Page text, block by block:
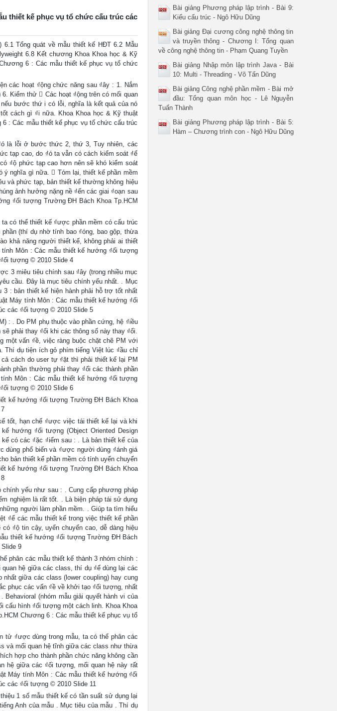
thiết kế phục vụ tổ chức cấu trúc các
Tổng quát về mẫu thiết kế HĐT 6.2 Mẫu
6.8 Kết chương Khoa Khoa học & Kỹ
6 : Các mẫu thiết kế phục vụ tổ chức
các hoạt ₫ộng chức năng sau ₫ây : 1. Nắm
Kiểm thử  Các hoạt ₫ộng trên có mối quan
bước thứ i có lỗi, nghĩa là kết quả của nó
cách gì ₫i nữa. Khoa Khoa học & Kỹ thuật
: Các mẫu thiết kế phục vụ tổ chức cấu trúc
là lỗi ở bước thức 2, thứ 3, Tuy nhiên, các
tạp cao, do ₫ó ta vẫn có cách kiểm soát ₫ể
₫ộ phức tạp cao hơn nên sẽ khó kiểm soát
nghĩa gì nữa.  Tóm lại, thiết kế phần mềm
và phức tạp, bản thiết kế thường không hiệu
ảnh hưởng nặng nề ₫ến các giai ₫oạn sau
₫ối tượng Trường ĐH Bách Khoa Tp.HCM
có thể thiết kế ₫ược phần mềm có cấu trúc
(thí dụ nhờ tính bao ₫óng, bao gộp, thừa
khả năng người thiết kế, không phải ai thiết
Môn : Các mẫu thiết kế hướng ₫ối tượng
tượng © 2010 Slide 4
3 miêu tiêu chính sau ₫ây (trong nhiều mục
cầu. Đây là mục tiêu chính yếu nhất. . Mục
: bản thiết kế hiện hành phải hỗ trợ tốt nhất
Máy tính Môn : Các mẫu thiết kế hướng ₫ối
các ₫ối tượng © 2010 Slide 5
: . Do PM phụ thuộc vào phần cứng, hệ ₫iều
phải thay ₫ổi khi các thông số này thay ₫ổi.
một vấn ₫ề, việc ràng buộc chặt chẽ PM với
Thí dụ tiện ích gỏ phím tiếng Việt lúc ₫ầu chỉ
cách do user tự ₫ặt thì phải thiết kế lại PM
phần thường phải thay ₫ổi các thành phần
Môn : Các mẫu thiết kế hướng ₫ối tượng
tượng © 2010 Slide 6
kế hướng ₫ối tượng Trường ĐH Bách Khoa
tốt, hạn chế ₫ược việc tái thiết kế lại và khi
hướng ₫ối tượng (Object Oriented Design
có các ₫ặc ₫iểm sau : . Là bản thiết kế của
dùng phổ biến và ₫ược người dùng ₫ánh giá
bản thiết kế phần mềm có tính uyển chuyển
kế hướng ₫ối tượng Trường ĐH Bách Khoa
yếu như sau : . Cung cấp phương pháp
nghiệm là rất tốt. . Là biện pháp tái sử dụng
người làm phần mềm. . Giúp ta tìm hiểu
₫ể các mẫu thiết kế trong việc thiết kế phần
₫ộ tin cậy, uyển chuyển cao, dễ dàng hiệu
thiết kế hướng ₫ối tượng Trường ĐH Bách
9
phân các mẫu thiết kế thành 3 nhóm chính :
hệ giữa các class, thí dụ ₫ể dùng lại các
giữa các class (lower coupling) hay cung
phục các vấn ₫ề về khởi tạo ₫ối tượng, nhất
(nhóm mẫu giải quyết hành vi của
cấu hình ₫ối tượng một cách linh. Khoa Khoa
Chương 6 : Các mẫu thiết kế phục vụ tổ
tử ₫ược dùng trong mẫu, ta có thể phân các
và mối quan hệ tĩnh giữa các class như thừa
hợp cho thành phần chức năng không cần
hệ giữa các ₫ối tượng, mối quan hệ này rất
Máy tính Môn : Các mẫu thiết kế hướng ₫ối
các ₫ối tượng © 2010 Slide 11
1 số mẫu thiết kế có tần suất sử dụng lại
Anh của mẫu . Mục tiêu của mẫu . Thí dụ
Bài giảng Phương pháp lập trình - Bài 9:
Kiểu cấu trúc - Ngô Hữu Dũng
Bài giảng Đại cương công nghệ thông tin
và truyền thông - Chương I: Tổng quan
về công nghệ thông tin - Phạm Quang Tuyền
Bài giảng Nhập môn lập trình Java - Bài
10: Multi - Threading - Võ Tấn Dũng
Bài giảng Công nghệ phần mềm - Bài mở
đầu: Tổng quan môn học - Lê Nguyễn
Tuấn Thành
Bài giảng Phương pháp lập trình - Bài 5:
Hàm – Chương trình con - Ngô Hữu Dũng